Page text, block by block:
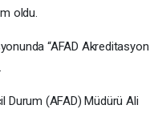
oldu.
“AFAD Akreditasyon
Durum (AFAD) Müdürü Ali